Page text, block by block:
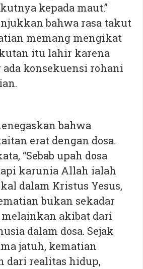
kepada maut.”
bahwa rasa takut
memang mengikat
itu lahir karena
ada konsekuensi rohani
bahwa
erat dengan dosa.
“Sebab upah dosa
karunia Allah ialah
dalam Kristus Yesus,
bukan sekadar
akibat dari
dalam dosa. Sejak
jatuh, kematian
dari realitas hidup,